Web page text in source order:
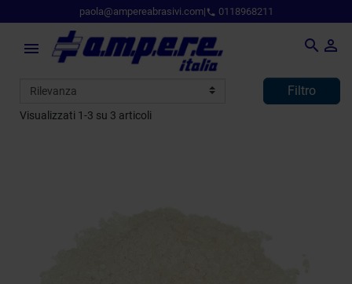
paola@ampereabrasivi.com| phone 0118968211
  
Filtro
Visualizzati 1-3 su 3 articoli